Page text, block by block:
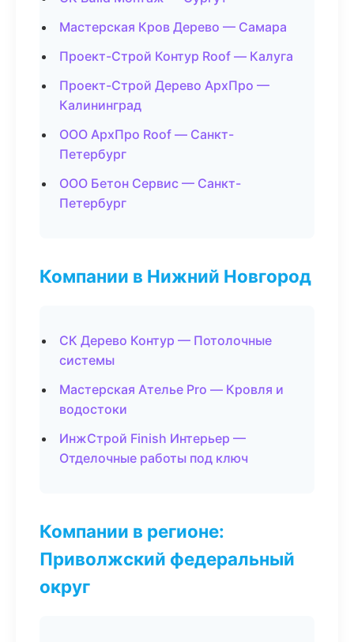
Мастерская Кров Дерево — Самара
Проект-Строй Контур Roof — Калуга
Проект-Строй Дерево АрхПро —
Калининград
ООО АрхПро Roof — Санкт-
Петербург
ООО Бетон Сервис — Санкт-
Петербург
Компании в Нижний Новгород
СК Дерево Контур — Потолочные
системы
Мастерская Ателье Pro — Кровля и
водостоки
ИнжСтрой Finish Интерьер —
Отделочные работы под ключ
Компании в регионе:
Приволжский федеральный
округ